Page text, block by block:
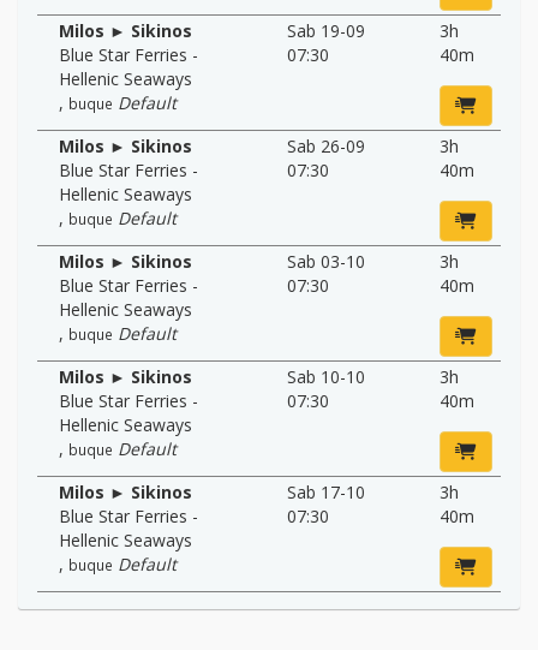
Milos ► Sikinos
Blue Star Ferries -
Hellenic Seaways
, buque Default
Sab 19-09
07:30
3h
40m
Milos ► Sikinos
Blue Star Ferries -
Hellenic Seaways
, buque Default
Sab 26-09
07:30
3h
40m
Milos ► Sikinos
Blue Star Ferries -
Hellenic Seaways
, buque Default
Sab 03-10
07:30
3h
40m
Milos ► Sikinos
Blue Star Ferries -
Hellenic Seaways
, buque Default
Sab 10-10
07:30
3h
40m
Milos ► Sikinos
Blue Star Ferries -
Hellenic Seaways
, buque Default
Sab 17-10
07:30
3h
40m